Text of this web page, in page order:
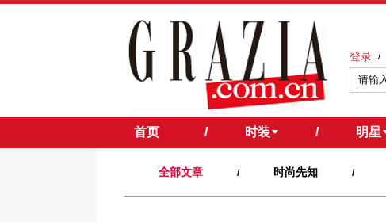
登录 /
首页 / 时装 / 明星
全部文章 / 时尚先知 /